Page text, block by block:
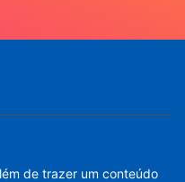
de trazer um conteúdo